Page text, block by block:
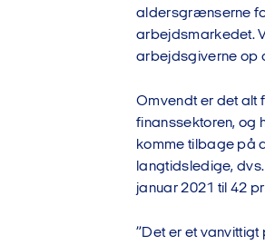
aldersgrænserne
arbejdsmarkedet.
arbejdsgiverne op
Omvendt er det alt
finanssektoren, og
komme tilbage på
langtidsledige,
januar 2021 til 42
”Det er et